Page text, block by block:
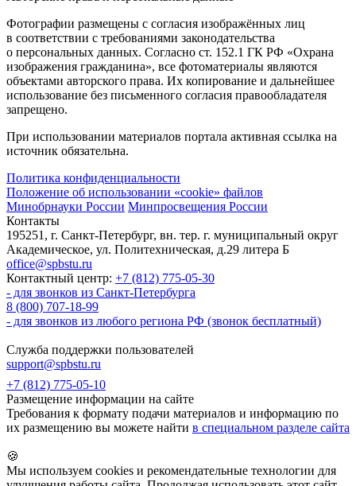
Фотографии размещены с согласия изображённых лиц
в соответствии с требованиями законодательства
о персональных данных. Согласно ст. 152.1 ГК РФ «Охрана
изображения гражданина», все фотоматериалы являются
объектами авторского права. Их копирование и дальнейшее
использование без письменного согласия правообладателя
запрещено.
При использовании материалов портала активная ссылка на
источник обязательна.
Политика конфиденциальности
Положение об использовании «cookie» файлов
Минобрнауки России Минпросвещения России
Контакты
195251, г. Санкт-Петербург, вн. тер. г. муниципальный округ
Академическое, ул. Политехническая, д.29 литера Б
office@spbstu.ru
Контактный центр: +7 (812) 775-05-30
- для звонков из Санкт-Петербурга
8 (800) 707-18-99
- для звонков из любого региона РФ (звонок бесплатный)
Служба поддержки пользователей
support@spbstu.ru
+7 (812) 775-05-10
Размещение информации на сайте
Требования к формату подачи материалов и информацию по
их размещению вы можете найти в специальном разделе сайта
🍪
Мы используем cookies и рекомендательные технологии для